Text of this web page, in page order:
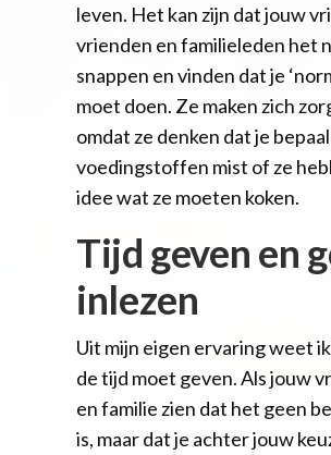
leven. Het kan zijn dat jouw
vrienden en familieleden het
snappen en vinden dat je
moet doen. Ze maken zich
omdat ze denken dat je
voedingstoffen mist of ze
idee wat ze moeten koken.
Tijd geven en
inlezen
Uit mijn eigen ervaring weet
de tijd moet geven. Als jouw
en familie zien dat het geen
is, maar dat je achter jouw